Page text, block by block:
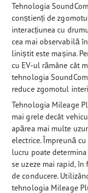
Tehnologia
conștienți de
interacțiunea cu
cea mai observabilă
liniștit este mașina.
cu EV-ul rămâne cât
tehnologia
reduce zgomotul
Tehnologia Mileage
mai grele decât
apărea mai multe
electrice. Împreună
lucru poate
se uzeze mai rapid,
de conducere.
tehnologia Mileage